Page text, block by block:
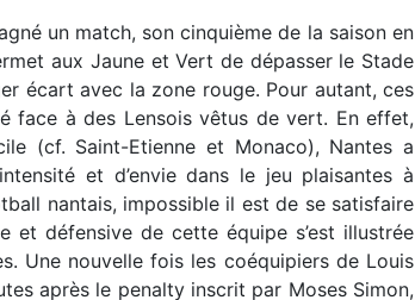
un match, son cinquième de la saison en
aux Jaune et Vert de dépasser le Stade
écart avec la zone rouge. Pour autant, ces
face à des Lensois vêtus de vert. En effet,
(cf. Saint-Etienne et Monaco), Nantes a
et d’envie dans le jeu plaisantes à
nantais, impossible il est de se satisfaire
défensive de cette équipe s’est illustrée
Une nouvelle fois les coéquipiers de Louis
après le penalty inscrit par Moses Simon,